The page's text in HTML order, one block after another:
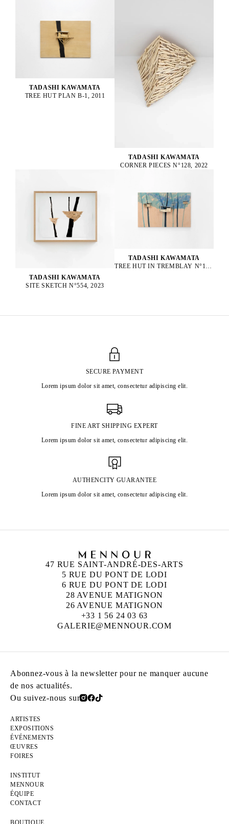
TADASHI KAWAMATA
TREE HUT PLAN B-1, 2011
TADASHI KAWAMATA
CORNER PIECES N°128, 2022
TADASHI KAWAMATA
SITE SKETCH N°554, 2023
TADASHI KAWAMATA
TREE HUT IN TREMBLAY N°152, 2023
SECURE PAYMENT
Lorem ipsum dolor sit amet, consectetur adipiscing elit.
FINE ART SHIPPING EXPERT
Lorem ipsum dolor sit amet, consectetur adipiscing elit.
AUTHENCITY GUARANTEE
Lorem ipsum dolor sit amet, consectetur adipiscing elit.
47 RUE SAINT-ANDRÉ-DES-ARTS
5 RUE DU PONT DE LODI
6 RUE DU PONT DE LODI
28 AVENUE MATIGNON
26 AVENUE MATIGNON
+33 1 56 24 03 63
GALERIE@MENNOUR.COM
Abonnez-vous à la newsletter pour ne manquer aucune
de nos actualités.
Ou suivez-nous sur
ARTISTES
EXPOSITIONS
ÉVÉNEMENTS
ŒUVRES
FOIRES
INSTITUT
MENNOUR
ÉQUIPE
CONTACT
BOUTIQUE